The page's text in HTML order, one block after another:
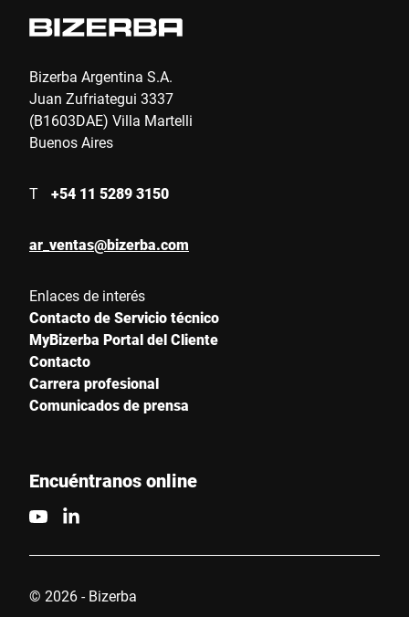
Bizerba Argentina S.A.
Juan Zufriategui 3337
(B1603DAE) Villa Martelli
Buenos Aires
T +54 11 5289 3150
ar_ventas@bizerba.com
Enlaces de interés
Contacto de Servicio técnico
MyBizerba Portal del Cliente
Contacto
Carrera profesional
Comunicados de prensa
Encuéntranos online
© 2026 - Bizerba